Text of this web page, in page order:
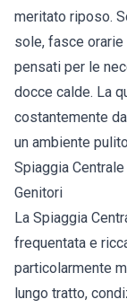
meritato riposo.
sole, fasce
pensati per le
docce calde. La
costantemente
un ambiente
Spiaggia
Genitori
La Spiaggia
frequentata e
particolarmente
lungo tratto,